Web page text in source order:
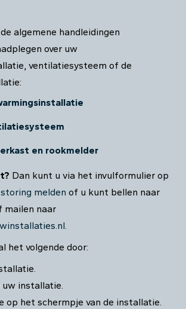
algemene handleidingen
over uw
ventilatiesysteem of de
en rookmelder
Dan kunt u via het invulformulier op
storing melden of u kunt bellen naar
mailen naar
.
het volgende door:
uw installatie.
op het schermpje van de installatie.